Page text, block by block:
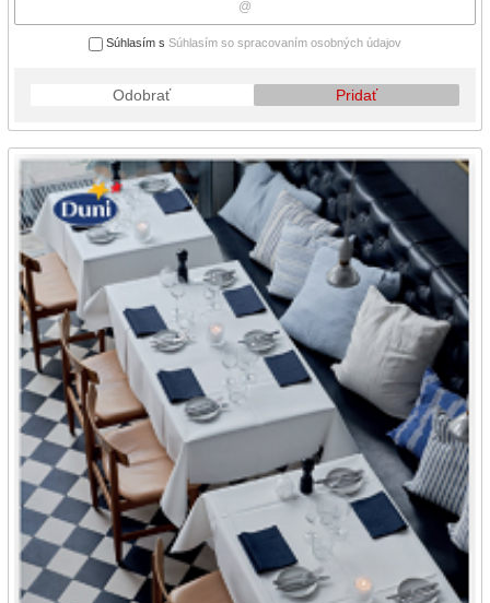
Súhlasím s Súhlasím so spracovaním osobných údajov
Odobrať Pridať